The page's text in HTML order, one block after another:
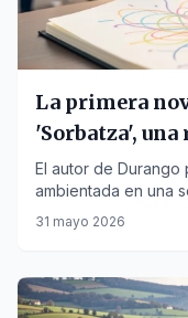
La primera
'Sorbatza',
sociedad
El autor de Durango
ambientada en una
jóvenes buscan un
31 mayo 2026